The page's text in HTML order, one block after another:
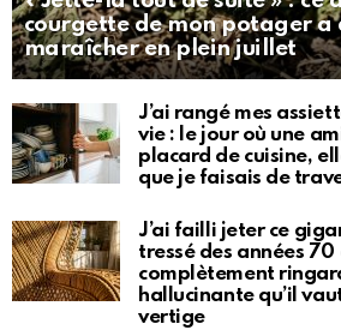
courgette de mon potager a
maraîcher en plein juillet
J’ai rangé mes
vie : le jour où une
placard de cuisine,
que je faisais de
J’ai failli jeter ce
tressé des années
complètement
hallucinante qu’il
vertige